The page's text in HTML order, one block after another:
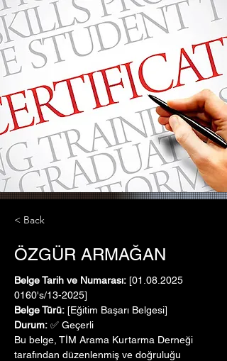
< Back
ÖZGÜR ARMAĞAN
Belge Tarih ve Numarası: [01.08.2025
0160's/13-2025]
Belge Türü: [Eğitim Başarı Belgesi]
Durum: ✅ Geçerli
Bu belge, TİM Arama Kurtarma Derneği
tarafından düzenlenmiş ve doğruluğu